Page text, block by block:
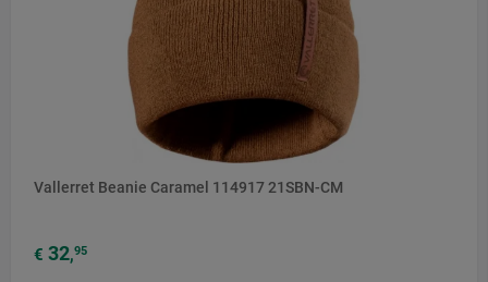
Vallerret Beanie Caramel 114917 21SBN-CM
€ 32,95